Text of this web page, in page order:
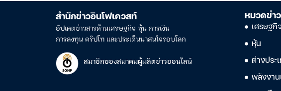
สำนักข่าวอินโฟเควสท์
อัปเดตข่าวสารด้านเศรษฐกิจ หุ้น การเงิน
การลงทุน คริปโท และประเด็นน่าสนใจรอบโลก
สมาชิกของสมาคมผู้ผลิตข่าวออนไลน์
หมวดข่าว
เศรษฐกิ
หุ้น
ต่างประ
พลังงาน